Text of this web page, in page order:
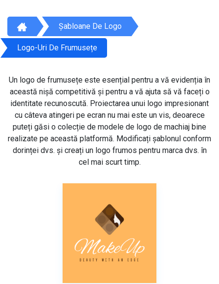
Șabloane De Logo
Logo-Uri De Frumusețe
Un logo de frumusețe este esențial pentru a vă evidenția în
această nișă competitivă și pentru a vă ajuta să vă faceți o
identitate recunoscută. Proiectarea unui logo impresionant
cu câteva atingeri pe ecran nu mai este un vis, deoarece
puteți găsi o colecție de modele de logo de machiaj bine
realizate pe această platformă. Modificați șablonul conform
dorinței dvs. și creați un logo frumos pentru marca dvs. în
cel mai scurt timp.